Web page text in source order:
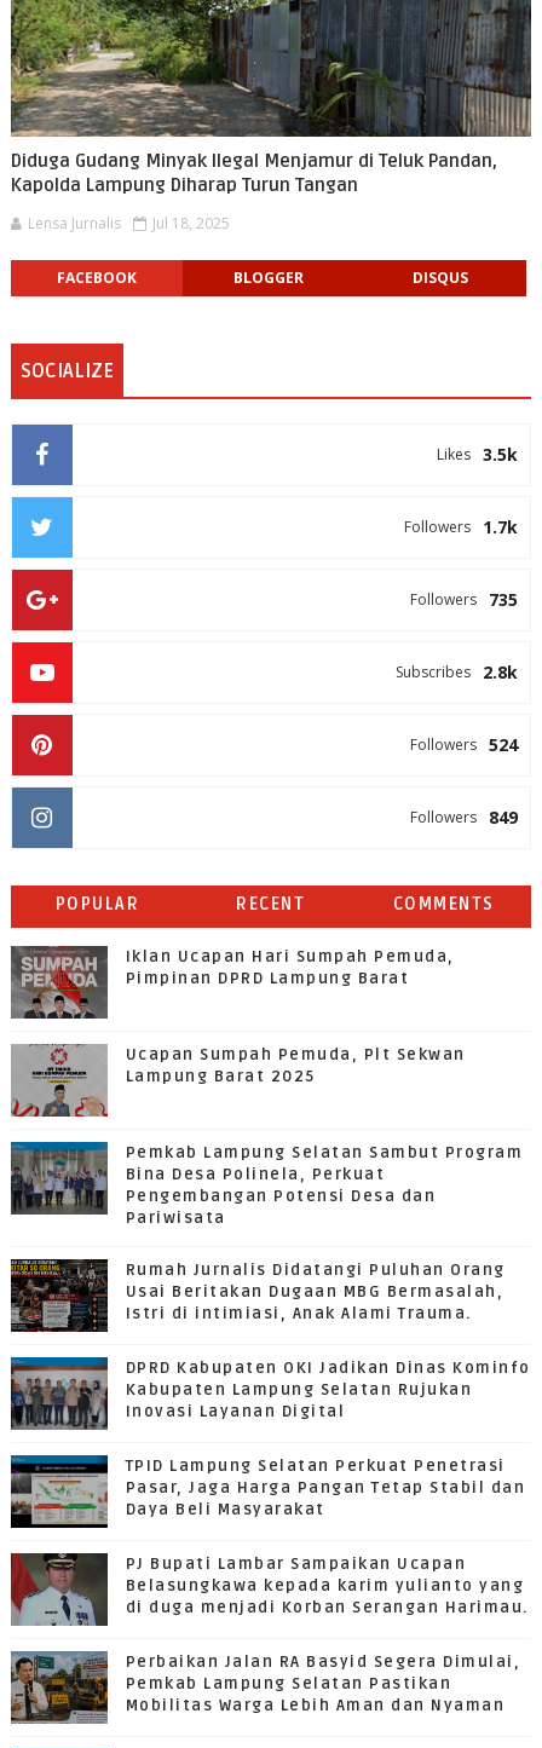
Diduga Gudang Minyak Ilegal Menjamur di Teluk Pandan,
Kapolda Lampung Diharap Turun Tangan
Lensa Jurnalis Jul 18, 2025
FACEBOOK BLOGGER DISQUS
SOCIALIZE
3.5k
Likes
1.7k
Followers
735
Followers
2.8k
Subscribes
524
Followers
849
Followers
POPULAR RECENT COMMENTS
Iklan Ucapan Hari Sumpah Pemuda,
Pimpinan DPRD Lampung Barat
Ucapan Sumpah Pemuda, Plt Sekwan
Lampung Barat 2025
Pemkab Lampung Selatan Sambut Program
Bina Desa Polinela, Perkuat
Pengembangan Potensi Desa dan
Pariwisata
Rumah Jurnalis Didatangi Puluhan Orang
Usai Beritakan Dugaan MBG Bermasalah,
Istri di intimiasi, Anak Alami Trauma.
DPRD Kabupaten OKI Jadikan Dinas Kominfo
Kabupaten Lampung Selatan Rujukan
Inovasi Layanan Digital
TPID Lampung Selatan Perkuat Penetrasi
Pasar, Jaga Harga Pangan Tetap Stabil dan
Daya Beli Masyarakat
PJ Bupati Lambar Sampaikan Ucapan
Belasungkawa kepada karim yulianto yang
di duga menjadi Korban Serangan Harimau.
Perbaikan Jalan RA Basyid Segera Dimulai,
Pemkab Lampung Selatan Pastikan
Mobilitas Warga Lebih Aman dan Nyaman